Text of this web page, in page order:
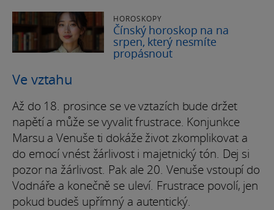
HOROSKOPY
Čínský horoskop na na
srpen, který nesmíte
propásnout
Ve vztahu
Až do 18. prosince se ve vztazích bude držet
napětí a může se vyvalit frustrace. Konjunkce
Marsu a Venuše ti dokáže život zkomplikovat a
do emocí vnést žárlivost i majetnický tón. Dej si
pozor na žárlivost. Pak ale 20. Venuše vstoupí do
Vodnáře a konečně se uleví. Frustrace povolí, jen
pokud budeš upřímný a autentický.